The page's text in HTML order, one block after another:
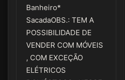
Banheiro*
SacadaOBS.: TEM A
POSSIBILIDADE DE
VENDER COM MÓVEIS
, COM EXCEÇÃO
ELÉTRICOS